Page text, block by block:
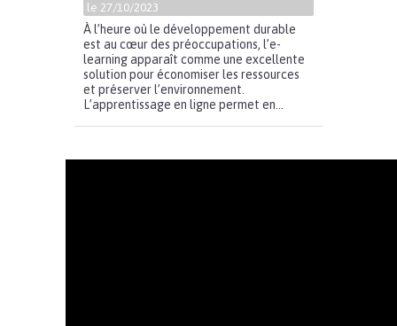
le 27/10/2023
À l’heure où le développement durable
est au cœur des préoccupations, l’e-
learning apparaît comme une excellente
solution pour économiser les ressources
et préserver l’environnement.
L’apprentissage en ligne permet en...